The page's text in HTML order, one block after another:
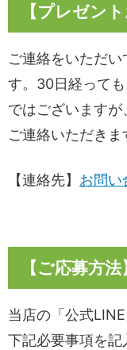
【プレゼン
ご連絡をいただ
す。30日経って
ではございます
ご連絡いただきま
【連絡先】 お問い
【ご応募方法
当店の「公式
下記必要事項を